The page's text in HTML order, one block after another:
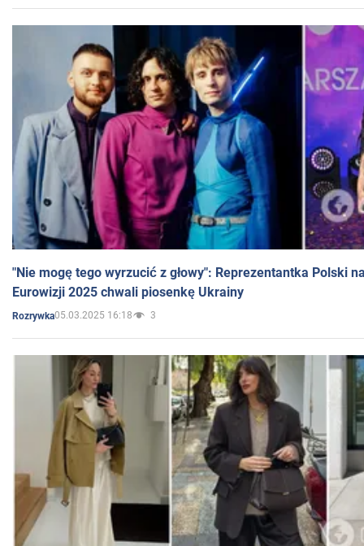
"Nie mogę tego wyrzucić z głowy": Reprezentantka Polski
Eurowizji 2025 chwali piosenkę Ukrainy
Rozrywka05.03.2025 16:18 3